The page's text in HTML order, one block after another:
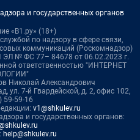
и государственных органов
«В1.ру» (18+)
по надзору в сфере связи,
коммуникаций (Роскомнадзор)
ЭЛ № ФС 77– 84678 от 06.02.2023 г.
ответственностью "ИНТЕРНЕТ
Николай Александрович
ул. 7-й Гвардейской, д. 2, офис 102,
59-59-16
v1@shkulev.ru
и государственных органов:
help@shkulev.ru